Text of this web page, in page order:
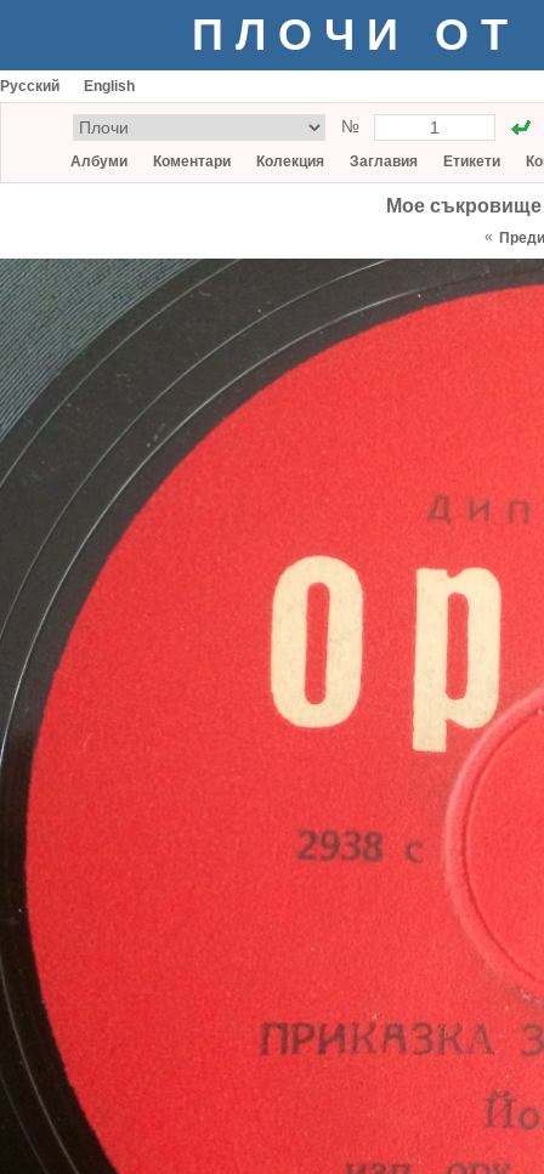
ПЛОЧИ ОТ
Русский English
№
Албуми Коментари Колекция Заглавия Етикети
Мое съкровище
«